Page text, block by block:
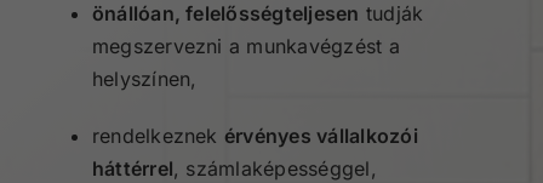
önállóan, felelősségteljesen tudják
megszervezni a munkavégzést a
helyszínen,
rendelkeznek érvényes vállalkozói
háttérrel, számlaképességgel,